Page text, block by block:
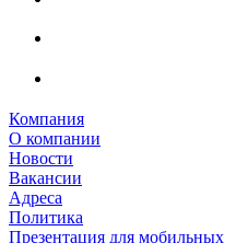
Компания
О компании
Новости
Вакансии
Адреса
Политика
Презентация для мобильных